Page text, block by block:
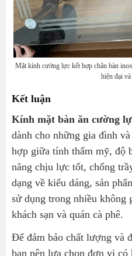
Mặt kính cường lực kết hợp chân bàn
hiện đại
Kết luận
Kính mặt bàn ăn cường
dành cho những gia đình
hợp giữa tính thẩm mỹ, độ
năng chịu lực tốt, chống
dạng về kiểu dáng, sản
sử dụng trong nhiều không
khách sạn và quán cà phê.
Để đảm bảo chất lượng và
bạn nên lựa chọn đơn vị